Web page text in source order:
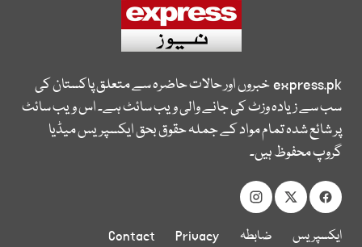
express.pkخبروں اور حالات حاضرہ سے متعلق پاکستان کی
سب سے زیادہ وزٹ کی جانے والی ویب سائٹ ہے۔ اس ویب سائٹ
پر شائع شدہ تمام مواد کے جملہ حقوق بحق ایکسپریس میڈیا
گروپ محفوظ ہیں۔
ایکسپریس
ضابطہ
Privacy
Contact